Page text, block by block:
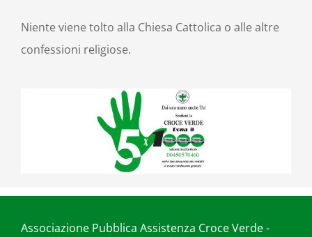
Niente viene tolto alla Chiesa Cattolica o alle altre
confessioni religiose.
Associazione Pubblica Assistenza Croce Verde -